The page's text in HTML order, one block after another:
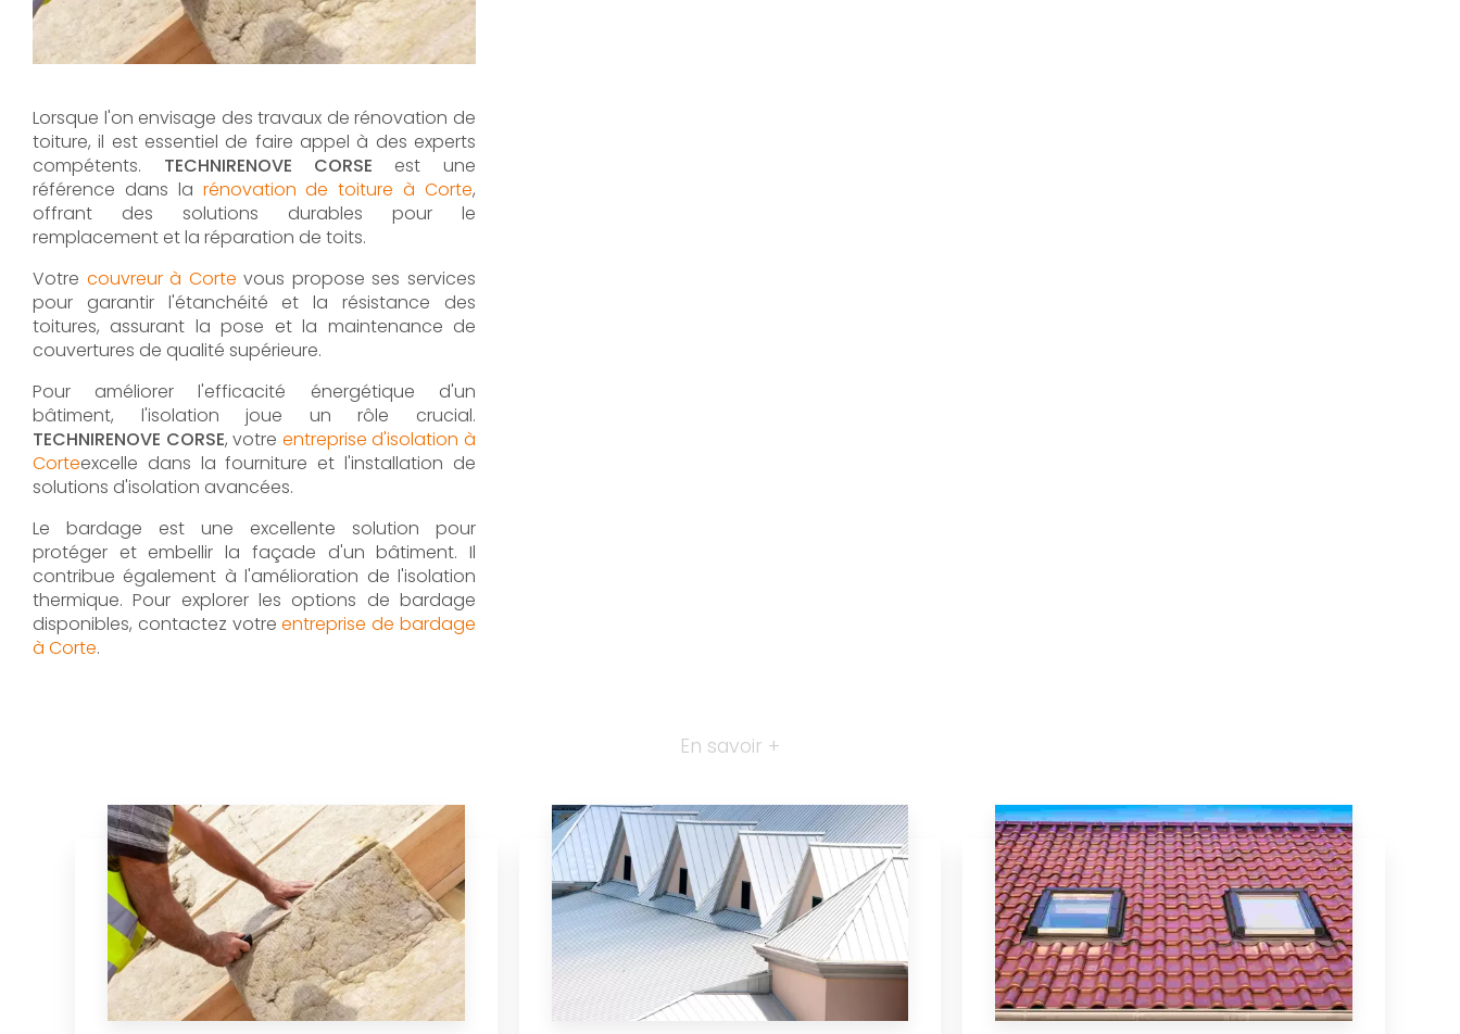
Lorsque l'on envisage des travaux de rénovation de
toiture, il est essentiel de faire appel à des experts
compétents. TECHNIRENOVE CORSE est une
référence dans la rénovation de toiture à Corte,
offrant des solutions durables pour le
remplacement et la réparation de toits.
Votre couvreur à Corte vous propose ses services
pour garantir l'étanchéité et la résistance des
toitures, assurant la pose et la maintenance de
couvertures de qualité supérieure.
Pour améliorer l'efficacité énergétique d'un
bâtiment, l'isolation joue un rôle crucial.
TECHNIRENOVE CORSE, votre entreprise d'isolation à
Corteexcelle dans la fourniture et l'installation de
solutions d'isolation avancées.
Le bardage est une excellente solution pour
protéger et embellir la façade d'un bâtiment. Il
contribue également à l'amélioration de l'isolation
thermique. Pour explorer les options de bardage
disponibles, contactez votreentreprise de bardage
à Corte.
En savoir +